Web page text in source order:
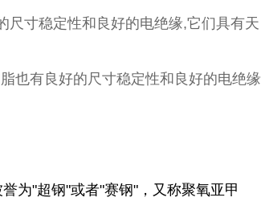
尺寸稳定性和良好的电绝缘,它们具有天
也有良好的尺寸稳定性和良好的电绝缘
为"超钢"或者"赛钢"，又称聚氧亚甲